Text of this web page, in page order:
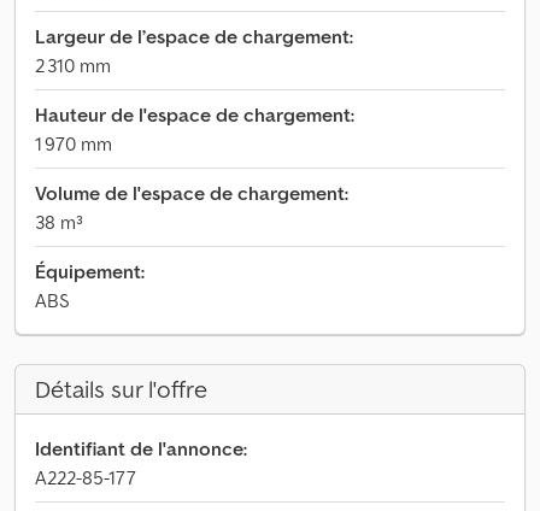
Largeur de l’espace de chargement:
2 310 mm
Hauteur de l'espace de chargement:
1 970 mm
Volume de l'espace de chargement:
38 m³
Équipement:
ABS
Détails sur l'offre
Identifiant de l'annonce:
A222-85-177